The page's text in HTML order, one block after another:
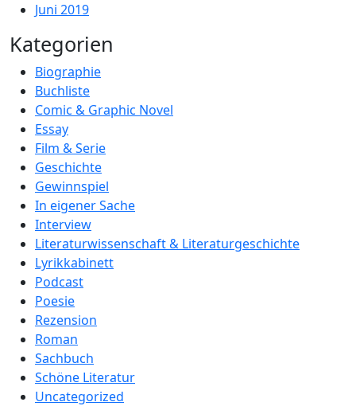
Juni 2019
Kategorien
Biographie
Buchliste
Comic & Graphic Novel
Essay
Film & Serie
Geschichte
Gewinnspiel
In eigener Sache
Interview
Literaturwissenschaft & Literaturgeschichte
Lyrikkabinett
Podcast
Poesie
Rezension
Roman
Sachbuch
Schöne Literatur
Uncategorized